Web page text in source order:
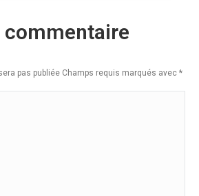
commentaire
pas publiée Champs requis marqués avec *